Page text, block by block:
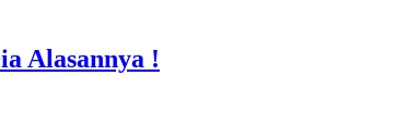
Alasannya !